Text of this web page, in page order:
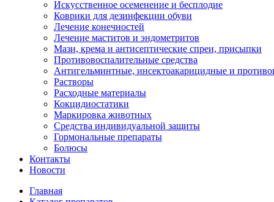
Искусственное осеменение и бесплодие
Коврики для дезинфекции обуви
Лечение конечностей
Лечение маститов и эндометритов
Мази, крема и антисептические спреи, присыпки
Противовоспалительные средства
Антигельминтные, инсектоакарицидные и
Растворы
Расходные материалы
Кокцидиостатики
Маркировка животных
Средства индивидуальной защиты
Гормональные препараты
Болюсы
Контакты
Новости
Главная